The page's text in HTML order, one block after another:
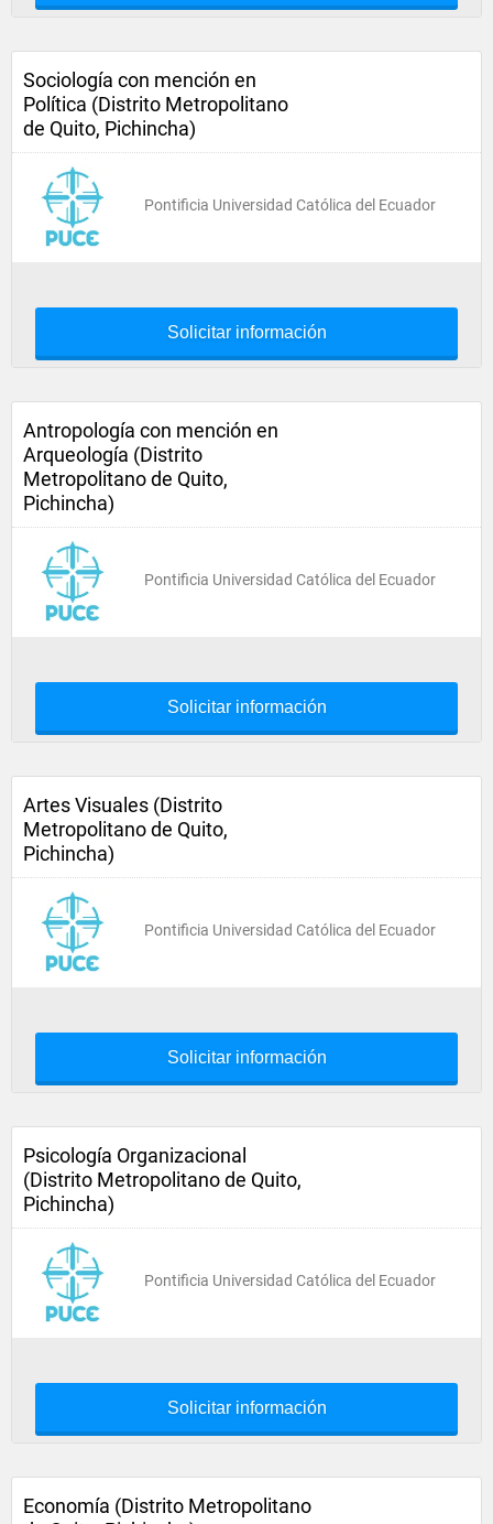
Sociología con mención en
Política (Distrito Metropolitano
de Quito, Pichincha)
Pontificia Universidad Católica del Ecuador
Solicitar información
Antropología con mención en
Arqueología (Distrito
Metropolitano de Quito,
Pichincha)
Pontificia Universidad Católica del Ecuador
Solicitar información
Artes Visuales (Distrito
Metropolitano de Quito,
Pichincha)
Pontificia Universidad Católica del Ecuador
Solicitar información
Psicología Organizacional
(Distrito Metropolitano de Quito,
Pichincha)
Pontificia Universidad Católica del Ecuador
Solicitar información
Economía (Distrito Metropolitano